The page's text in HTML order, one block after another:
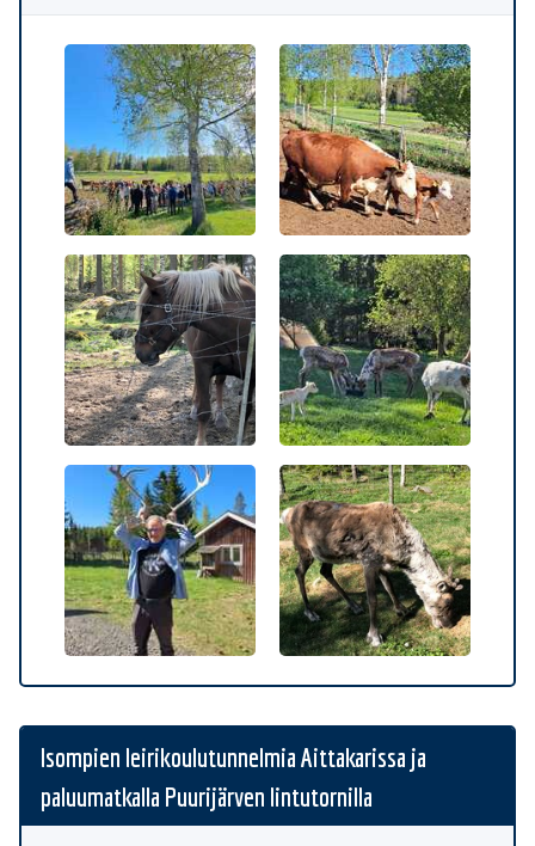
Isompien leirikoulutunnelmia Aittakarissa ja
paluumatkalla Puurijärven lintutornilla